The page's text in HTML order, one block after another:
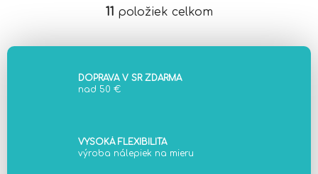
O
l
d
e
p
11 položiek celkom
DOPRAVA V SR ZDARMA
nad 50 €
VYSOKÁ FLEXIBILITA
výroba nálepiek na mieru